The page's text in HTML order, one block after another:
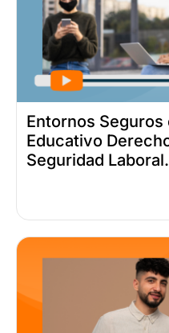
Entornos
Educativo
Seguridad